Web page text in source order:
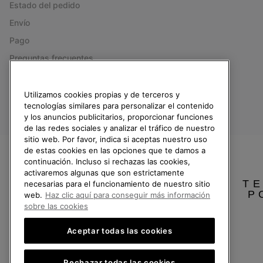
Estado del pedido
Envío
Pago
Preguntas frecuentes
España
2026SOREL.Reservados todos los derechos.
Política de Privacidad Condiciones De Uso Terminos de Venta
Servicio al cliente: Lu. - Vi. de 9:00 a 13:00 y de 14:00 a 18:00
(+)34919015936
Utilizamos cookies propias y de terceros y
tecnologías similares para personalizar el contenido
y los anuncios publicitarios, proporcionar funciones
de las redes sociales y analizar el tráfico de nuestro
sitio web. Por favor, indica si aceptas nuestro uso
de estas cookies en las opciones que te damos a
continuación. Incluso si rechazas las cookies,
activaremos algunas que son estrictamente
necesarias para el funcionamiento de nuestro sitio
web. Haz clic aquí para conseguir más información
sobre las cookies
Aceptar todas las cookies